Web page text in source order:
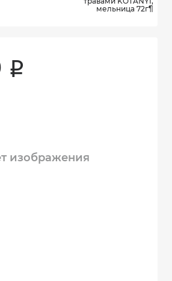
мельница 72г¶
i
изображения